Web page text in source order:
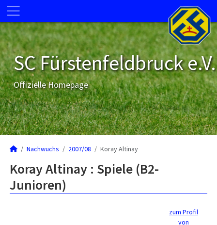
SC Fürstenfeldbruck e.V.
Offizielle Homepage
Nachwuchs 2007/08 Koray Altinay
Koray Altinay : Spiele (B2-
Junioren)
zum Profil
von